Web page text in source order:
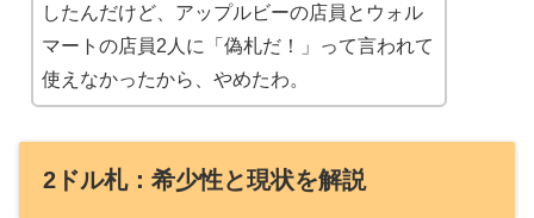
したんだけど、アップルビーの店員とウォル
マートの店員2人に「偽札だ！」って言われて
使えなかったから、やめたわ。
2ドル札：希少性と現状を解説